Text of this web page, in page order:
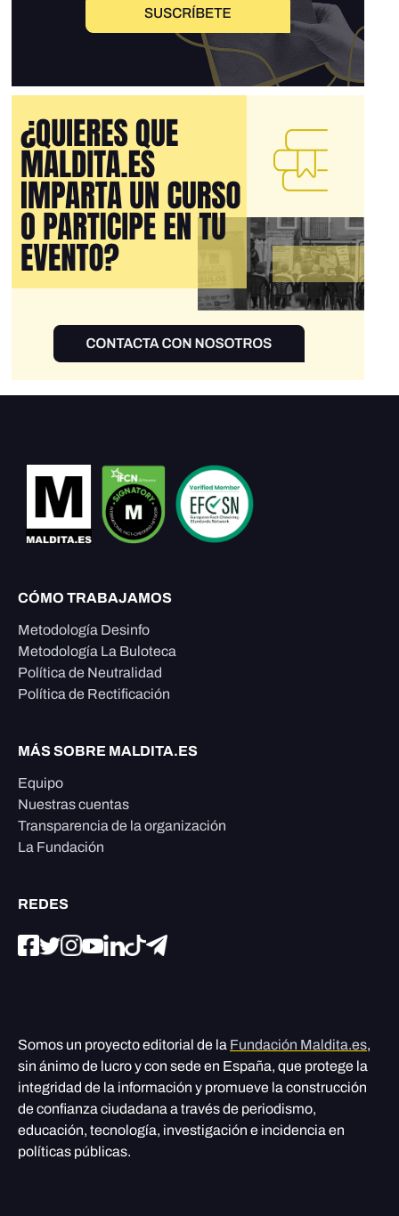
CÓMO TRABAJAMOS
Metodología Desinfo
Metodología La Buloteca
Política de Neutralidad
Política de Rectificación
MÁS SOBRE MALDITA.ES
Equipo
Nuestras cuentas
Transparencia de la organización
La Fundación
REDES
Somos un proyecto editorial de la Fundación Maldita.es,
sin ánimo de lucro y con sede en España, que protege la
integridad de la información y promueve la construcción
de confianza ciudadana a través de periodismo,
educación, tecnología, investigación e incidencia en
políticas públicas.